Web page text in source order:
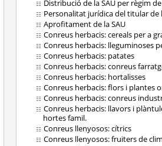
Distribució de la SAU per règim
Personalitat jurídica del titular de
Aprofitament de la SAU
Conreus herbacis: cereals per a
Conreus herbacis: lleguminoses
Conreus herbacis: patates
Conreus herbacis: conreus
Conreus herbacis: hortalisses
Conreus herbacis: flors i plantes
Conreus herbacis: conreus
Conreus herbacis: llavors i
hortes famil.
Conreus llenyosos: cítrics
Conreus llenyosos: fruiters de